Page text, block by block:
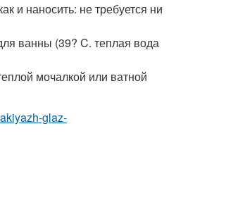
и наносить: не требуется ни
ванны (39? C. теплая вода
мочалкой или ватной
glaz-